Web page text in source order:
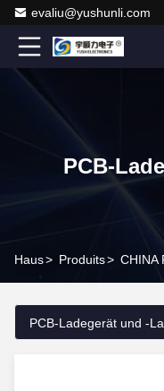
evaliu@yushunli.com
PCB-
Haus> Produits> CHINA
PCB-Ladegerät und -